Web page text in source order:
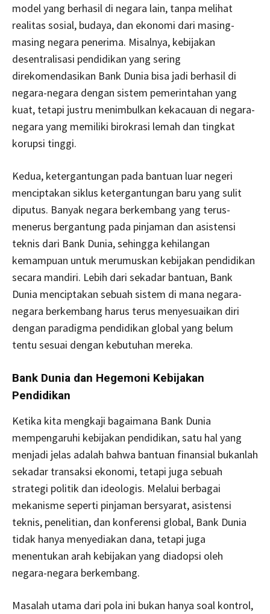
model yang berhasil di negara lain, tanpa melihat
realitas sosial, budaya, dan ekonomi dari masing-
masing negara penerima. Misalnya, kebijakan
desentralisasi pendidikan yang sering
direkomendasikan Bank Dunia bisa jadi berhasil di
negara-negara dengan sistem pemerintahan yang
kuat, tetapi justru menimbulkan kekacauan di negara-
negara yang memiliki birokrasi lemah dan tingkat
korupsi tinggi.
Kedua, ketergantungan pada bantuan luar negeri
menciptakan siklus ketergantungan baru yang sulit
diputus. Banyak negara berkembang yang terus-
menerus bergantung pada pinjaman dan asistensi
teknis dari Bank Dunia, sehingga kehilangan
kemampuan untuk merumuskan kebijakan pendidikan
secara mandiri. Lebih dari sekadar bantuan, Bank
Dunia menciptakan sebuah sistem di mana negara-
negara berkembang harus terus menyesuaikan diri
dengan paradigma pendidikan global yang belum
tentu sesuai dengan kebutuhan mereka.
Bank Dunia dan Hegemoni Kebijakan
Pendidikan
Ketika kita mengkaji bagaimana Bank Dunia
mempengaruhi kebijakan pendidikan, satu hal yang
menjadi jelas adalah bahwa bantuan finansial bukanlah
sekadar transaksi ekonomi, tetapi juga sebuah
strategi politik dan ideologis. Melalui berbagai
mekanisme seperti pinjaman bersyarat, asistensi
teknis, penelitian, dan konferensi global, Bank Dunia
tidak hanya menyediakan dana, tetapi juga
menentukan arah kebijakan yang diadopsi oleh
negara-negara berkembang.
Masalah utama dari pola ini bukan hanya soal kontrol,